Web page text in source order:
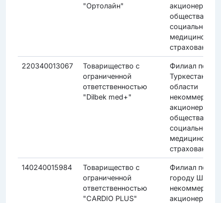
"Ортолайн"
акционерного
общества
социального
медицинского
страхования"
220340013067
Товарищество с
ограниченной
ответственностью
"Dilbek med+"
Филиал по
области
акционерного
общества
социального
медицинского
страхования"
140240015984
Товарищество с
ограниченной
ответственностью
"CARDIO PLUS"
Филиал по
городу
акционерного